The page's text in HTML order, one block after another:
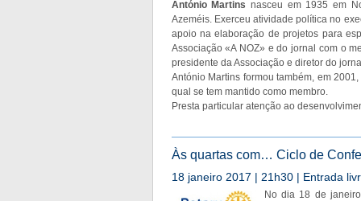
António Martins nasceu em 1935 em
Azeméis. Exerceu atividade política no
apoio na elaboração de projetos para
Associação «A NOZ» e do jornal com o
presidente da Associação e diretor do
António Martins formou também, em
qual se tem mantido como membro.
Presta particular atenção ao
Às quartas com… Ciclo de
18 janeiro 2017 | 21h30 | Entrada
No dia 18 de